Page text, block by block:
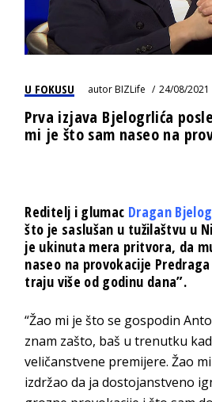
U FOKUSU autorBIZLife 24/08/2021
Prva izjava Bjelogrlića
mi je što sam naseo na
Reditelj i glumac Dragan
što je saslušan u tužilaštvu u
je ukinuta mera pritvora, da
naseo na provokacije
traju više od godinu dana”.
“Žao mi je što se gospodin
znam zašto, baš u trenutku
veličanstvene premijere. Žao
izdržao da ja dostojanstveno